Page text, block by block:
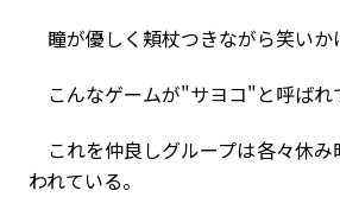
瞳が優しく頬杖つきながら笑いか
こんなゲームが"サヨコ"と呼ばれ
これを仲良しグループは各々休み
われている。